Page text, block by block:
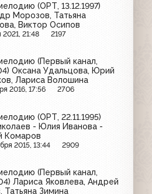
(ОРТ, 13.12.1997)
Морозов, Татьяна
Виктор Осипов
21:48 2197
(Первый канал,
Оксана Удальцова, Юрий
Лариса Волошина
2016, 17:56 2706
(ОРТ, 22.11.1995)
- Юлия Иванова -
Комаров
2015, 13:44 2909
(Первый канал,
Лариса Яковлева, Андрей
Татьяна Зимина